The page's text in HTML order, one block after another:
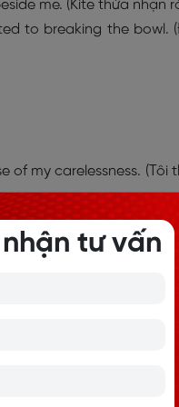
me. (Kite thừa nhận
to breaking the bowl.
of my carelessness.
forgetting his
bài tập ở nhà.)
the yearly contest.
tư vấn